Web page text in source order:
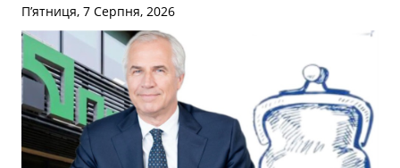
П’ятниця, 7 Серпня, 2026